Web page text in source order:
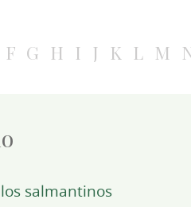
F G H I J K L M
salmantinos